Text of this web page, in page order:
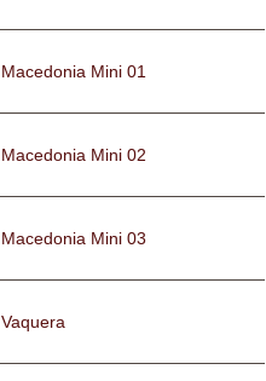
Macedonia Mini 01
Macedonia Mini 02
Macedonia Mini 03
Vaquera